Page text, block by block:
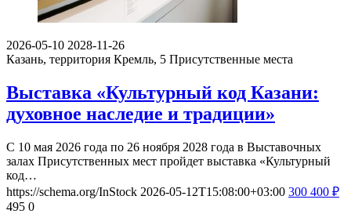
2026-05-10 2028-11-26
Казань, территория Кремль, 5 Присутственные места
Выставка «Культурный код Казани:
духовное наследие и традиции»
С 10 мая 2026 года по 26 ноября 2028 года в Выставочных
залах Присутственных мест пройдет выставка «Культурный
код…
https://schema.org/InStock 2026-05-12T15:08:00+03:00 300 400 ₽
495 0